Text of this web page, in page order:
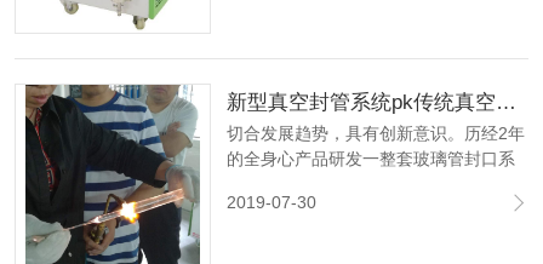
新型真空封管系统pk传统真空封管系统的优势 ！
切合发展趋势，具有创新意识。历经2年
的全身心产品研发一整套玻璃管封口系
器设备归属于自动定位封管。
2019-07-30